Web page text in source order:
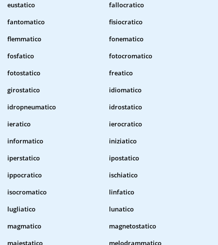
eustatico
fallocratico
fantomatico
fisiocratico
flemmatico
fonematico
fosfatico
fotocromatico
fotostatico
freatico
girostatico
idiomatico
idropneumatico
idrostatico
ieratico
ierocratico
informatico
iniziatico
iperstatico
ipostatico
ippocratico
ischiatico
isocromatico
linfatico
lugliatico
lunatico
magmatico
magnetostatico
maiestatico
melodrammatico